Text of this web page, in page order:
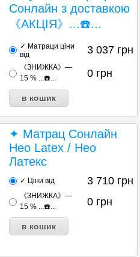
Сонлайн з доставкою
《АКЦІЯ》...☎️...
✓ Матраци ціни
від
3 037 грн
《ЗНИЖКА》—
15 % ...☎️...
0 грн
✦ Матрац Сонлайн
Нео Latex / Нео
Латекс
✓ Ціни від 3 710 грн
《ЗНИЖКА》—
15 % ...☎️...
0 грн